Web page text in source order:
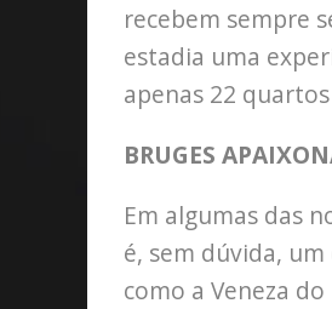
recebem sempre
estadia uma
apenas 22
BRUGES
Em algumas das
é, sem dúvida,
como a Veneza